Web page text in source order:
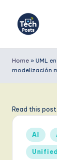
Saltar
e
c
P
Home » UML
modelización
Read this post
Publicado
en
AI